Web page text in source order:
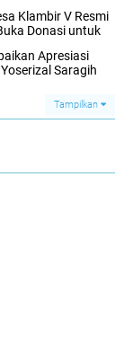
Klambir V Resmi
Donasi untuk
Apresiasi
Saragih
Tampilkan